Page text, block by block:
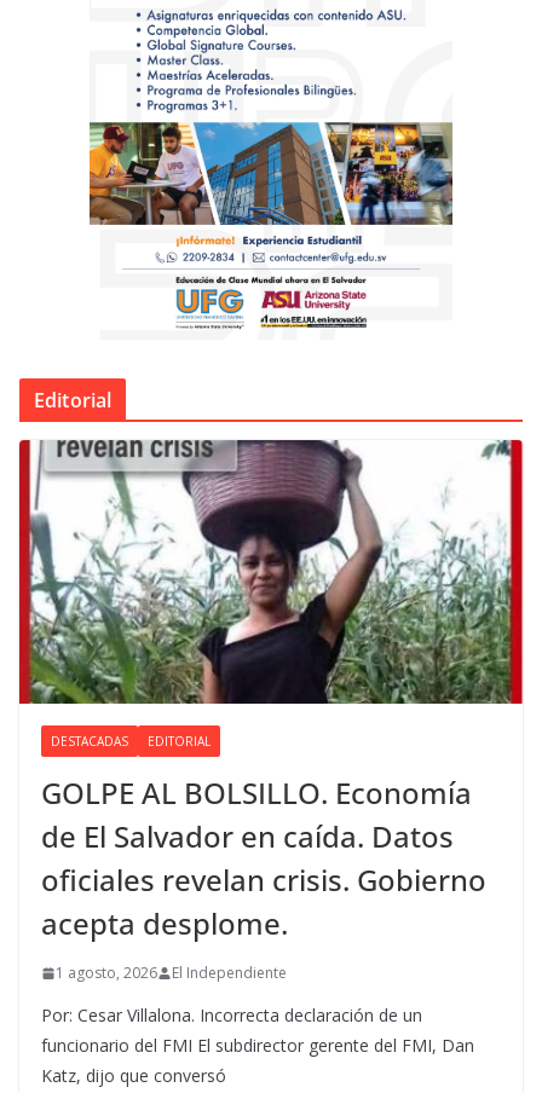
Editorial
DESTACADAS EDITORIAL
GOLPE AL BOLSILLO. Economía
de El Salvador en caída. Datos
oficiales revelan crisis. Gobierno
acepta desplome.
1 agosto, 2026 El Independiente
Por: Cesar Villalona. Incorrecta declaración de un
funcionario del FMI El subdirector gerente del FMI, Dan
Katz, dijo que conversó